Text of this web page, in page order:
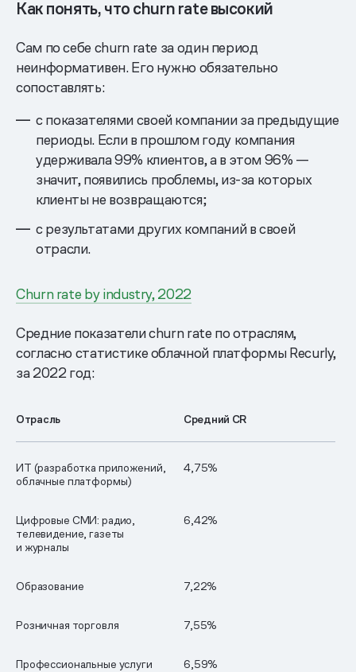
Как понять, что churn rate высокий
Сам по себе churn rate за один период
неинформативен. Его нужно обязательно
сопоставлять:
с показателями своей компании за предыдущие
периоды. Если в прошлом году компания
удерживала 99% клиентов, а в этом 96% —
значит, появились проблемы, из-за которых
клиенты не возвращаются;
с результатами других компаний в своей
отрасли.
Churn rate by industry, 2022
Средние показатели churn rate по отраслям,
согласно статистике облачной платформы Recurly,
за 2022 год:
Отрасль Средний CR
ИТ (разработка приложений,
облачные платформы)
4,75%
Цифровые СМИ: радио,
телевидение, газеты
и журналы
6,42%
Образование 7,22%
Розничная торговля 7,55%
Профессиональные услуги 6,59%